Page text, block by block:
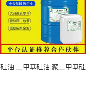
硅油 二甲基硅油 聚二甲基硅